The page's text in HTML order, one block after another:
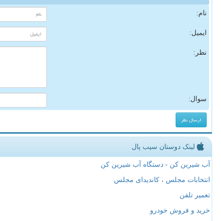
نام:
ایمیل:
نظر:
سوال:
لینک دوستان سیب پال
آب شیرین کن - دستگاه آب شیرین کن
انتخابات مجلس ، کاندیدای مجلس
تعمیر تلفن
خرید و فروش خودرو